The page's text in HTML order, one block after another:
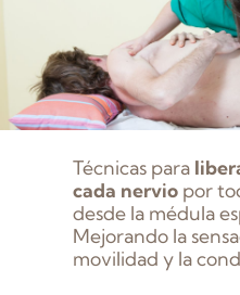
Técnicas para
cada nervio por
desde la médula
Mejorando la
movilidad y la